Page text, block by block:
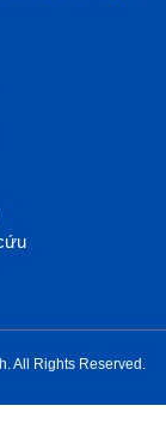
All Rights Reserved.